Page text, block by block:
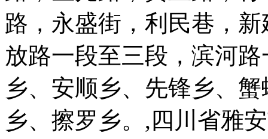
路，永盛街，利民巷，
放路一段至三段，滨河
乡、安顺乡、先锋乡、
乡、擦罗乡。,四川省雅